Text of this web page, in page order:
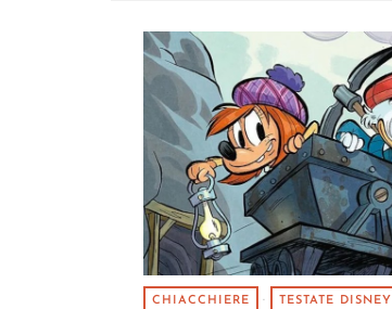
CHIACCHIERE · TESTATE DISNEY